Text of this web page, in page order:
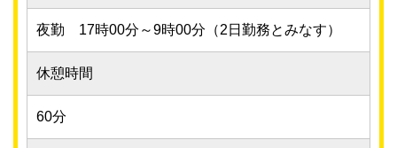
夜勤 17時00分～9時00分（2日勤務とみなす）
休憩時間
60分